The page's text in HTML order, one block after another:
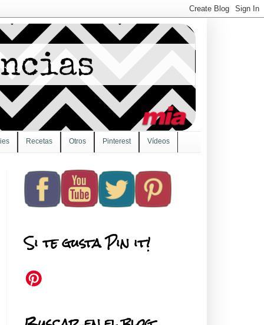
Recetas Otros Pinterest Vídeos
Si te gusta Pin it!